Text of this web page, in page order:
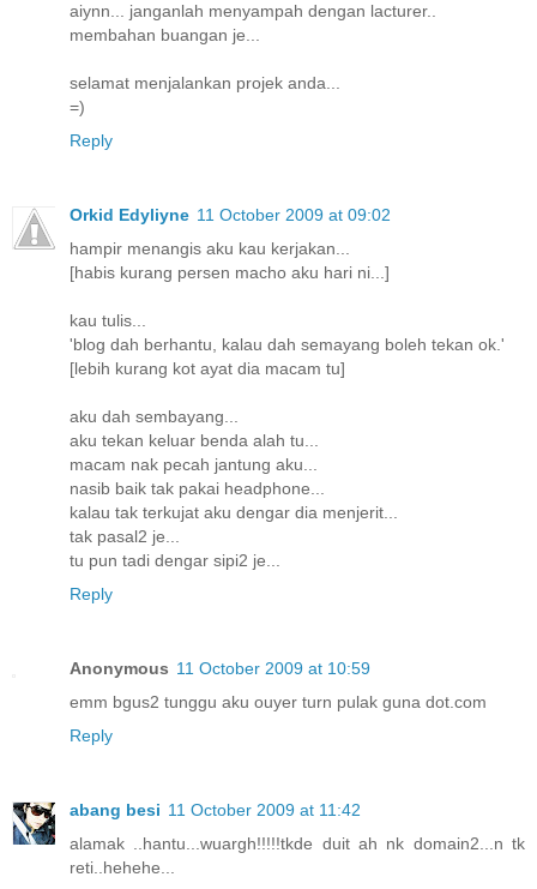
aiynn... janganlah menyampah dengan lacturer..
membahan buangan je...
selamat menjalankan projek anda...
=)
Reply
Orkid Edyliyne 11 October 2009 at 09:02
hampir menangis aku kau kerjakan...
[habis kurang persen macho aku hari ni...]
kau tulis...
'blog dah berhantu, kalau dah semayang boleh tekan ok.'
[lebih kurang kot ayat dia macam tu]
aku dah sembayang...
aku tekan keluar benda alah tu...
macam nak pecah jantung aku...
nasib baik tak pakai headphone...
kalau tak terkujat aku dengar dia menjerit...
tak pasal2 je...
tu pun tadi dengar sipi2 je...
Reply
Anonymous 11 October 2009 at 10:59
emm bgus2 tunggu aku ouyer turn pulak guna dot.com
Reply
abang besi 11 October 2009 at 11:42
alamak ..hantu...wuargh!!!!!tkde duit ah nk domain2...n tk
reti..hehehe...